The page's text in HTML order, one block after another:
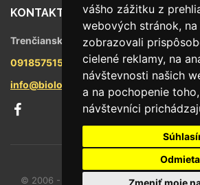
vášho zážitku z
webových stránok,
zobrazovali
cielené reklamy, na
návštevnosti našich
a na pochopenie
návštevníci
Zmeniť moje
KONTAKT
Trenčianska 56/F, 821 09 Bratislava
0918575158
info@biologika.sk
© 2006 - 2026 Oto trade spol. s r.o.,